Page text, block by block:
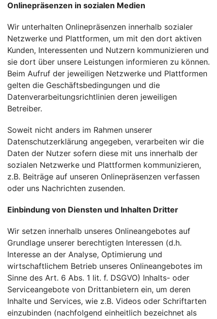
Onlinepräsenzen in sozialen Medien
Wir unterhalten Onlinepräsenzen innerhalb sozialer
Netzwerke und Plattformen, um mit den dort aktiven
Kunden, Interessenten und Nutzern kommunizieren und
sie dort über unsere Leistungen informieren zu können.
Beim Aufruf der jeweiligen Netzwerke und Plattformen
gelten die Geschäftsbedingungen und die
Datenverarbeitungsrichtlinien deren jeweiligen
Betreiber.
Soweit nicht anders im Rahmen unserer
Datenschutzerklärung angegeben, verarbeiten wir die
Daten der Nutzer sofern diese mit uns innerhalb der
sozialen Netzwerke und Plattformen kommunizieren,
z.B. Beiträge auf unseren Onlinepräsenzen verfassen
oder uns Nachrichten zusenden.
Einbindung von Diensten und Inhalten Dritter
Wir setzen innerhalb unseres Onlineangebotes auf
Grundlage unserer berechtigten Interessen (d.h.
Interesse an der Analyse, Optimierung und
wirtschaftlichem Betrieb unseres Onlineangebotes im
Sinne des Art. 6 Abs. 1 lit. f. DSGVO) Inhalts- oder
Serviceangebote von Drittanbietern ein, um deren
Inhalte und Services, wie z.B. Videos oder Schriftarten
einzubinden (nachfolgend einheitlich bezeichnet als